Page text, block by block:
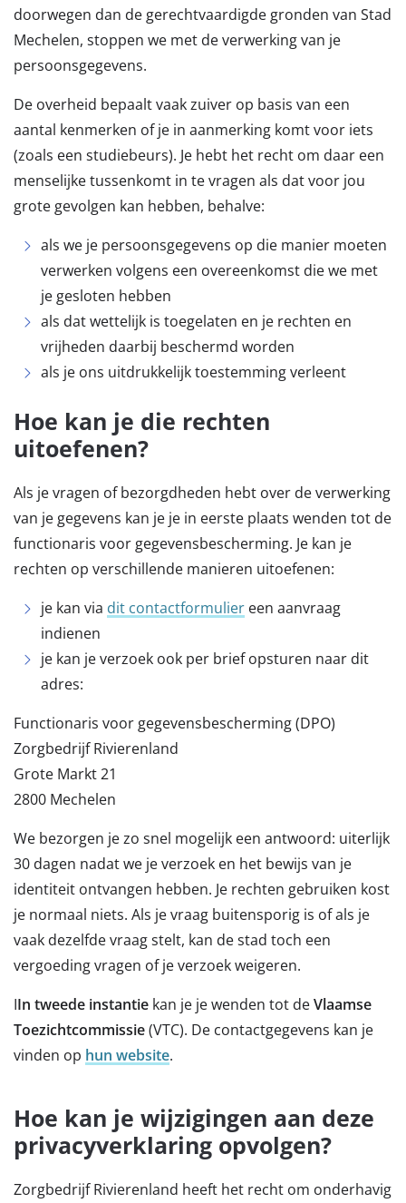
doorwegen dan de gerechtvaardigde gronden van Stad
Mechelen, stoppen we met de verwerking van je
persoonsgegevens.
De overheid bepaalt vaak zuiver op basis van een
aantal kenmerken of je in aanmerking komt voor iets
(zoals een studiebeurs). Je hebt het recht om daar een
menselijke tussenkomt in te vragen als dat voor jou
grote gevolgen kan hebben, behalve:
als we je persoonsgegevens op die manier moeten
verwerken volgens een overeenkomst die we met
je gesloten hebben
als dat wettelijk is toegelaten en je rechten en
vrijheden daarbij beschermd worden
als je ons uitdrukkelijk toestemming verleent
Hoe kan je die rechten
uitoefenen?
Als je vragen of bezorgdheden hebt over de verwerking
van je gegevens kan je je in eerste plaats wenden tot de
functionaris voor gegevensbescherming. Je kan je
rechten op verschillende manieren uitoefenen:
je kan via dit contactformulier een aanvraag
indienen
je kan je verzoek ook per brief opsturen naar dit
adres:
Functionaris voor gegevensbescherming (DPO)
Zorgbedrijf Rivierenland
Grote Markt 21
2800 Mechelen
We bezorgen je zo snel mogelijk een antwoord: uiterlijk
30 dagen nadat we je verzoek en het bewijs van je
identiteit ontvangen hebben. Je rechten gebruiken kost
je normaal niets. Als je vraag buitensporig is of als je
vaak dezelfde vraag stelt, kan de stad toch een
vergoeding vragen of je verzoek weigeren.
IIn tweede instantie kan je je wenden tot deVlaamse
Toezichtcommissie(VTC). De contactgegevens kan je
vinden op hun website.
Hoe kan je wijzigingen aan deze
privacyverklaring opvolgen?
Zorgbedrijf Rivierenland heeft het recht om onderhavig